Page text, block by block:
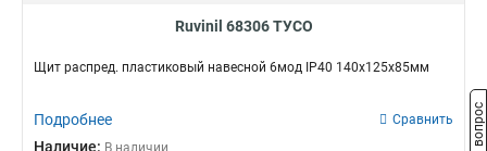
Ruvinil 68306 ТУСО
Щит распред. пластиковый навесной 6мод IP40 140х125х85мм
Подробнее Сравнить
Наличие: В наличии